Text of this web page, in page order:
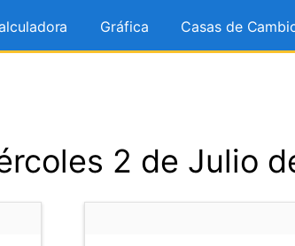
Gráfica Casas de
2 de Julio